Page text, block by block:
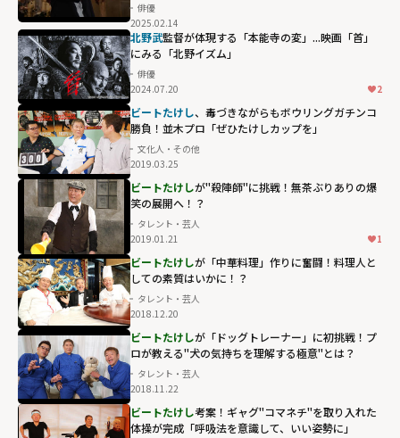
俳優
2025.02.14
北野武監督が体現する「本能寺の変」...映画「首」
にみる「北野イズム」
俳優
2024.07.20
2
ビートたけし、毒づきながらもボウリングガチンコ
勝負！並木プロ「ぜひたけしカップを」
文化人・その他
2019.03.25
ビートたけしが"殺陣師"に挑戦！無茶ぶりありの爆
笑の展開へ！？
タレント・芸人
2019.01.21
1
ビートたけしが「中華料理」作りに奮闘！料理人と
しての素質はいかに！？
タレント・芸人
2018.12.20
ビートたけしが「ドッグトレーナー」に初挑戦！プ
ロが教える"犬の気持ちを理解する極意"とは？
タレント・芸人
2018.11.22
ビートたけし考案！ギャグ"コマネチ"を取り入れた
体操が完成「呼吸法を意識して、いい姿勢に」